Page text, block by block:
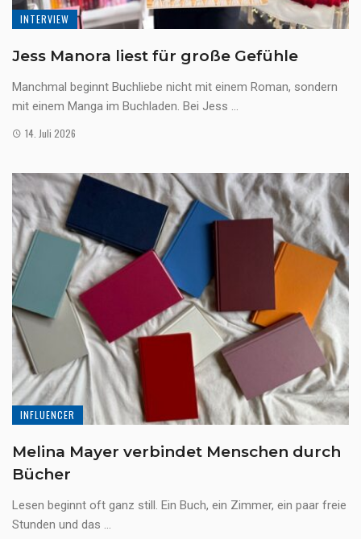
INTERVIEW
Jess Manora liest für große Gefühle
Manchmal beginnt Buchliebe nicht mit einem Roman, sondern
mit einem Manga im Buchladen. Bei Jess ...
14. Juli 2026
INFLUENCER
Melina Mayer verbindet Menschen durch
Bücher
Lesen beginnt oft ganz still. Ein Buch, ein Zimmer, ein paar freie
Stunden und das ...